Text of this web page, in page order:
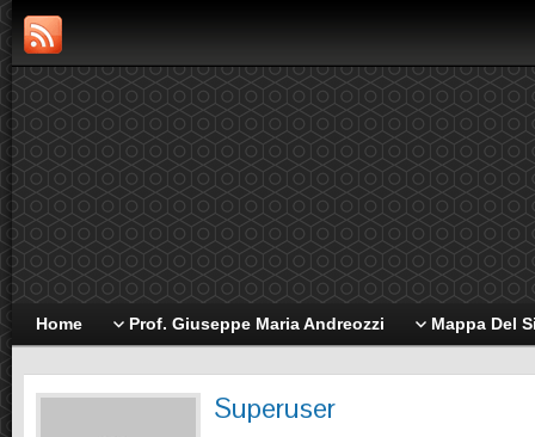
Home Prof. Giuseppe Maria Andreozzi Mappa Del
Superuser